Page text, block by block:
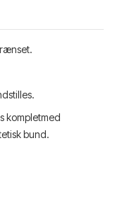
kompletmed
bund.